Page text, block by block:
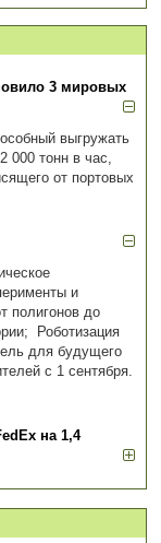
3 мировых
выгружать
000 тонн в час,
от портовых
и
полигонов до
Роботизация
для будущего
с 1 сентября.
на 1,4